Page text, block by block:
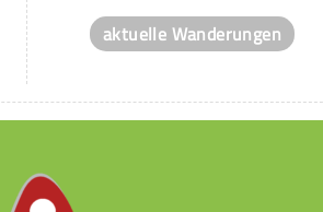
aktuelle Wanderungen